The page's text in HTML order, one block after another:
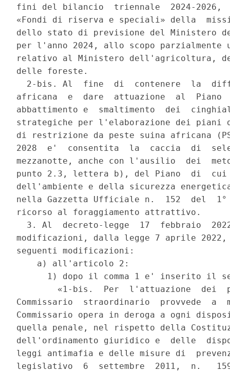
fini del bilancio  triennale  2024-2026,
«Fondi di riserva e speciali» della
dello stato di previsione del Ministero
per l'anno 2024, allo scopo parzialmente
relativo al Ministero dell'agricoltura,
delle foreste.
2-bis. Al  fine  di  contenere  la
africana  e  dare  attuazione  al
abbattimento e  smaltimento  dei
strategiche per l'elaborazione dei piani
di restrizione da peste suina africana
2028  e'  consentita  la  caccia  di
mezzanotte, anche con l'ausilio  dei
punto 2.3, lettera b), del Piano  di
dell'ambiente e della sicurezza
nella Gazzetta Ufficiale n.  152  del
ricorso al foraggiamento attrattivo.
3. Al  decreto-legge  17  febbraio
modificazioni, dalla legge 7 aprile
seguenti modificazioni:
    a) all'articolo 2:
1) dopo il comma 1 e' inserito il
«1-bis.  Per  l'attuazione  dei
Commissario  straordinario  provvede
Commissario opera in deroga a ogni
quella penale, nel rispetto della
dell'ordinamento giuridico e  delle
leggi antimafia e delle misure di
legislativo  6  settembre  2011,  n.